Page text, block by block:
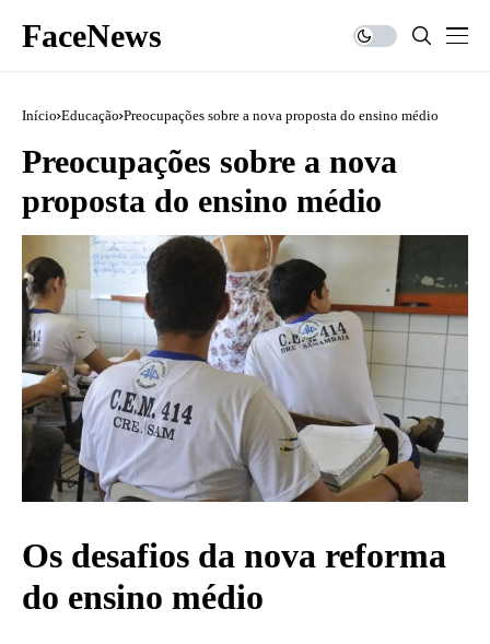
FaceNews
Início Educação Preocupações sobre a nova proposta do ensino médio
Preocupações sobre a nova
proposta do ensino médio
Os desafios da nova reforma
do ensino médio